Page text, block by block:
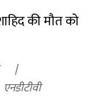
एनडीटीवी